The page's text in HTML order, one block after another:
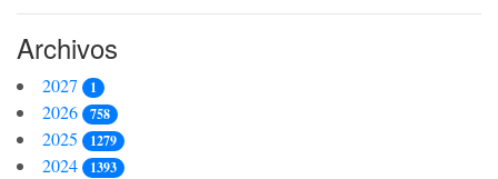
Archivos
2027 1
2026 758
2025 1279
2024 1393